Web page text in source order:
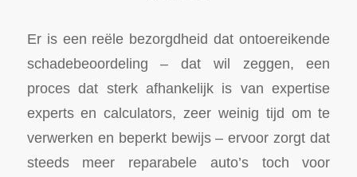
Er is een reële bezorgdheid dat ontoereikende
schadebeoordeling – dat wil zeggen, een
proces dat sterk afhankelijk is van expertise
experts en calculators, zeer weinig tijd om te
verwerken en beperkt bewijs – ervoor zorgt dat
steeds meer reparabele auto’s toch voor